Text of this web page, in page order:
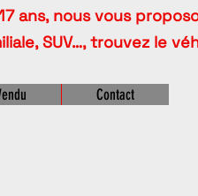
ans, nous vous
SUV…, trouvez le
Contact